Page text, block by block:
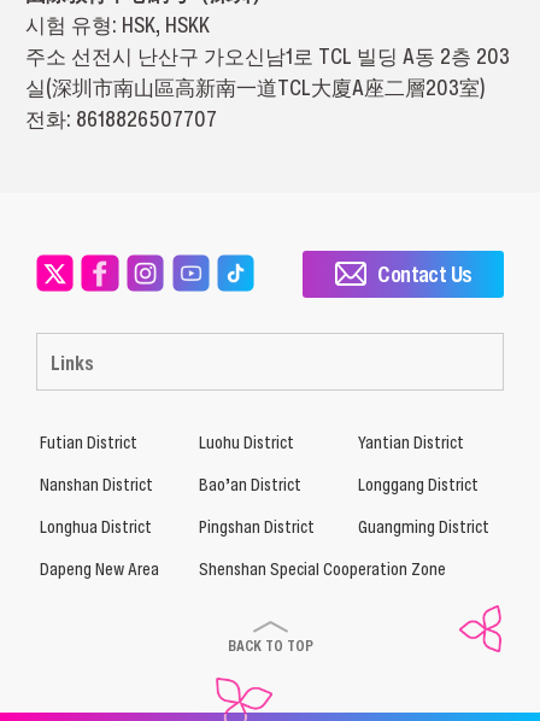
시험 유형: HSK, HSKK
주소 선전시 난산구 가오신남1로 TCL 빌딩 A동 2층 203
실(深圳市南山區高新南一道TCL大廈A座二層203室)
전화: 8618826507707
Links
Contact Us
Futian District Luohu District
Yantian District
Nanshan District
Bao’an District
Longgang District
Longhua District
Pingshan District
Guangming District
Dapeng New Area
Shenshan Special Cooperation Zone
BACK TO TOP